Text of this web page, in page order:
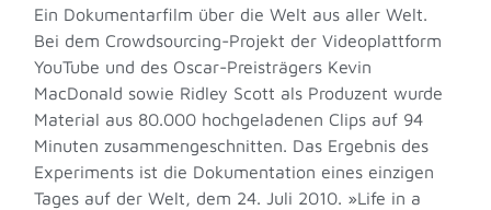
Ein Dokumentarfilm über die Welt aus aller Welt.
Bei dem Crowdsourcing-Projekt der Videoplattform
YouTube und des Oscar-Preisträgers Kevin
MacDonald sowie Ridley Scott als Produzent wurde
Material aus 80.000 hochgeladenen Clips auf 94
Minuten zusammengeschnitten. Das Ergebnis des
Experiments ist die Dokumentation eines einzigen
Tages auf der Welt, dem 24. Juli 2010. »Life in a